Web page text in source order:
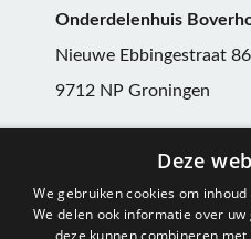
Onderdelenhuis
Nieuwe Ebbingestraat 86
9712 NP Groningen
Deze
We gebruiken cookies om
We delen ook informatie over
deze kunnen combineren